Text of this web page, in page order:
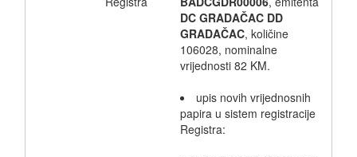
DC GRADAČAC DD
GRADAČAC, količine
106028, nominalne
vrijednosti 82 KM.
upis novih vrijednosnih
papira u sistem registracije
Registra: